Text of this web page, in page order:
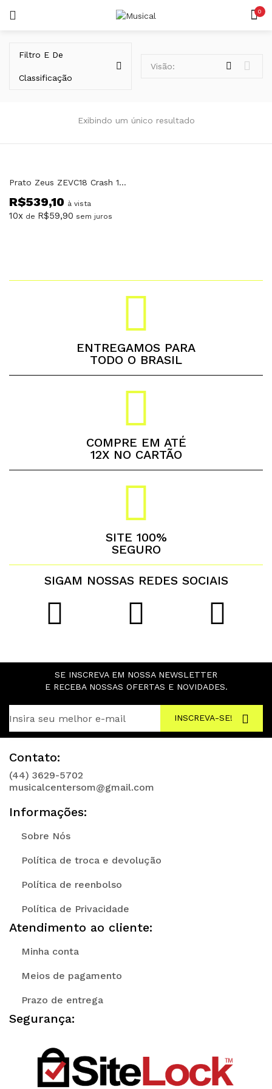
0
Exibindo um único resultado
Filtro E De
Classificação
Visão:
Prato Zeus ZEVC18 Crash 18″ B10
R$539,10 à vista
10x de R$59,90 sem juros
ENTREGAMOS PARA
TODO O BRASIL
COMPRE EM ATÉ
12X NO CARTÃO
SITE 100%
SEGURO
SIGAM NOSSAS REDES SOCIAIS
SE INSCREVA EM NOSSA NEWSLETTER
E RECEBA NOSSAS OFERTAS E NOVIDADES.
INSCREVA-SE!
Contato:
(44) 3629-5702
musicalcentersom@gmail.com
Informações:
Sobre Nós
Política de troca e devolução
Política de reenbolso
Política de Privacidade
Atendimento ao cliente:
Minha conta
Meios de pagamento
Prazo de entrega
Segurança: